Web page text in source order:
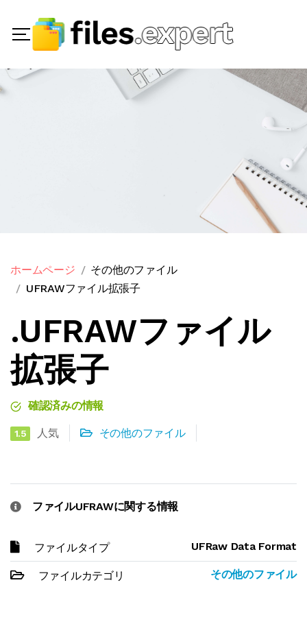
ホームページ
その他のファイル
UFRAWファイル拡張子
.UFRAWファイル
拡張子
確認済みの情報
1.5 人気 その他のファイル
ファイルUFRAWに関する情報
ファイルタイプ UFRaw Data Format
ファイルカテゴリ その他のファイル